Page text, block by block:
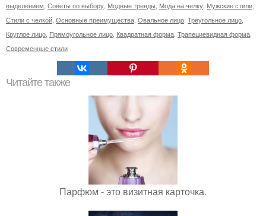
выделением Советы по выбору Модные тренды Мода на челку Мужские стили
Стили с челкой Основные преимущества Овальное лицо Треугольное лицо
Круглое лицо Прямоугольное лицо Квадратная форма Трапециевидная форма
Современные стили
Читайте также
Парфюм - это визитная карточка.